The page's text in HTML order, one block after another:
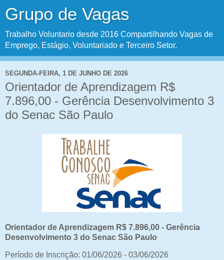
Grupo de Vagas
Trabalho Voluntario desde 2016 Compartilhando Vagas de
Emprego, Estágio, Voluntariado e Terceiro Setor.
SEGUNDA-FEIRA, 1 DE JUNHO DE 2026
Orientador de Aprendizagem R$
7.896,00 - Gerência Desenvolvimento 3
do Senac São Paulo
Orientador de Aprendizagem R$ 7.896,00 - Gerência
Desenvolvimento 3 do Senac São Paulo
Período de Inscrição: 01/06/2026 - 03/06/2026